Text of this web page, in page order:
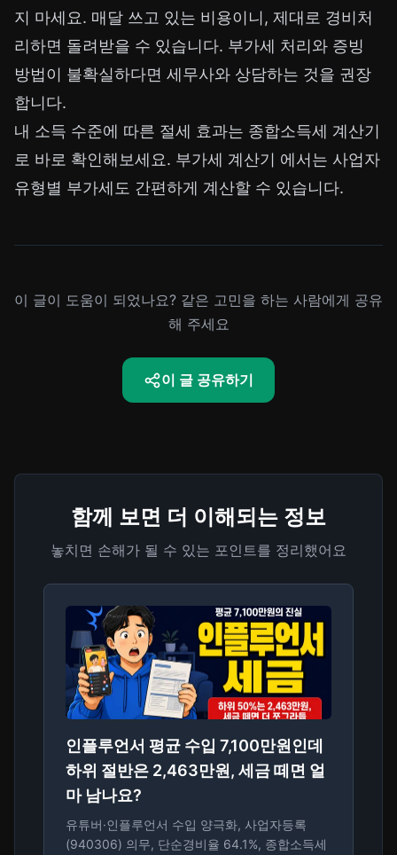
지 마세요. 매달 쓰고 있는 비용이니, 제대로 경비처
리하면 돌려받을 수 있습니다. 부가세 처리와 증빙
방법이 불확실하다면 세무사와 상담하는 것을 권장
합니다.
내 소득 수준에 따른 절세 효과는 종합소득세 계산기
로 바로 확인해보세요. 부가세 계산기 에서는 사업자
유형별 부가세도 간편하게 계산할 수 있습니다.
이 글이 도움이 되었나요? 같은 고민을 하는 사람에게 공유
해 주세요
이 글 공유하기
함께 보면 더 이해되는 정보
놓치면 손해가 될 수 있는 포인트를 정리했어요
인플루언서 평균 수입 7,100만원인데
하위 절반은 2,463만원, 세금 떼면 얼
마 남나요?
유튜버·인플루언서 수입 양극화, 사업자등록
(940306) 의무, 단순경비율 64.1%, 종합소득세